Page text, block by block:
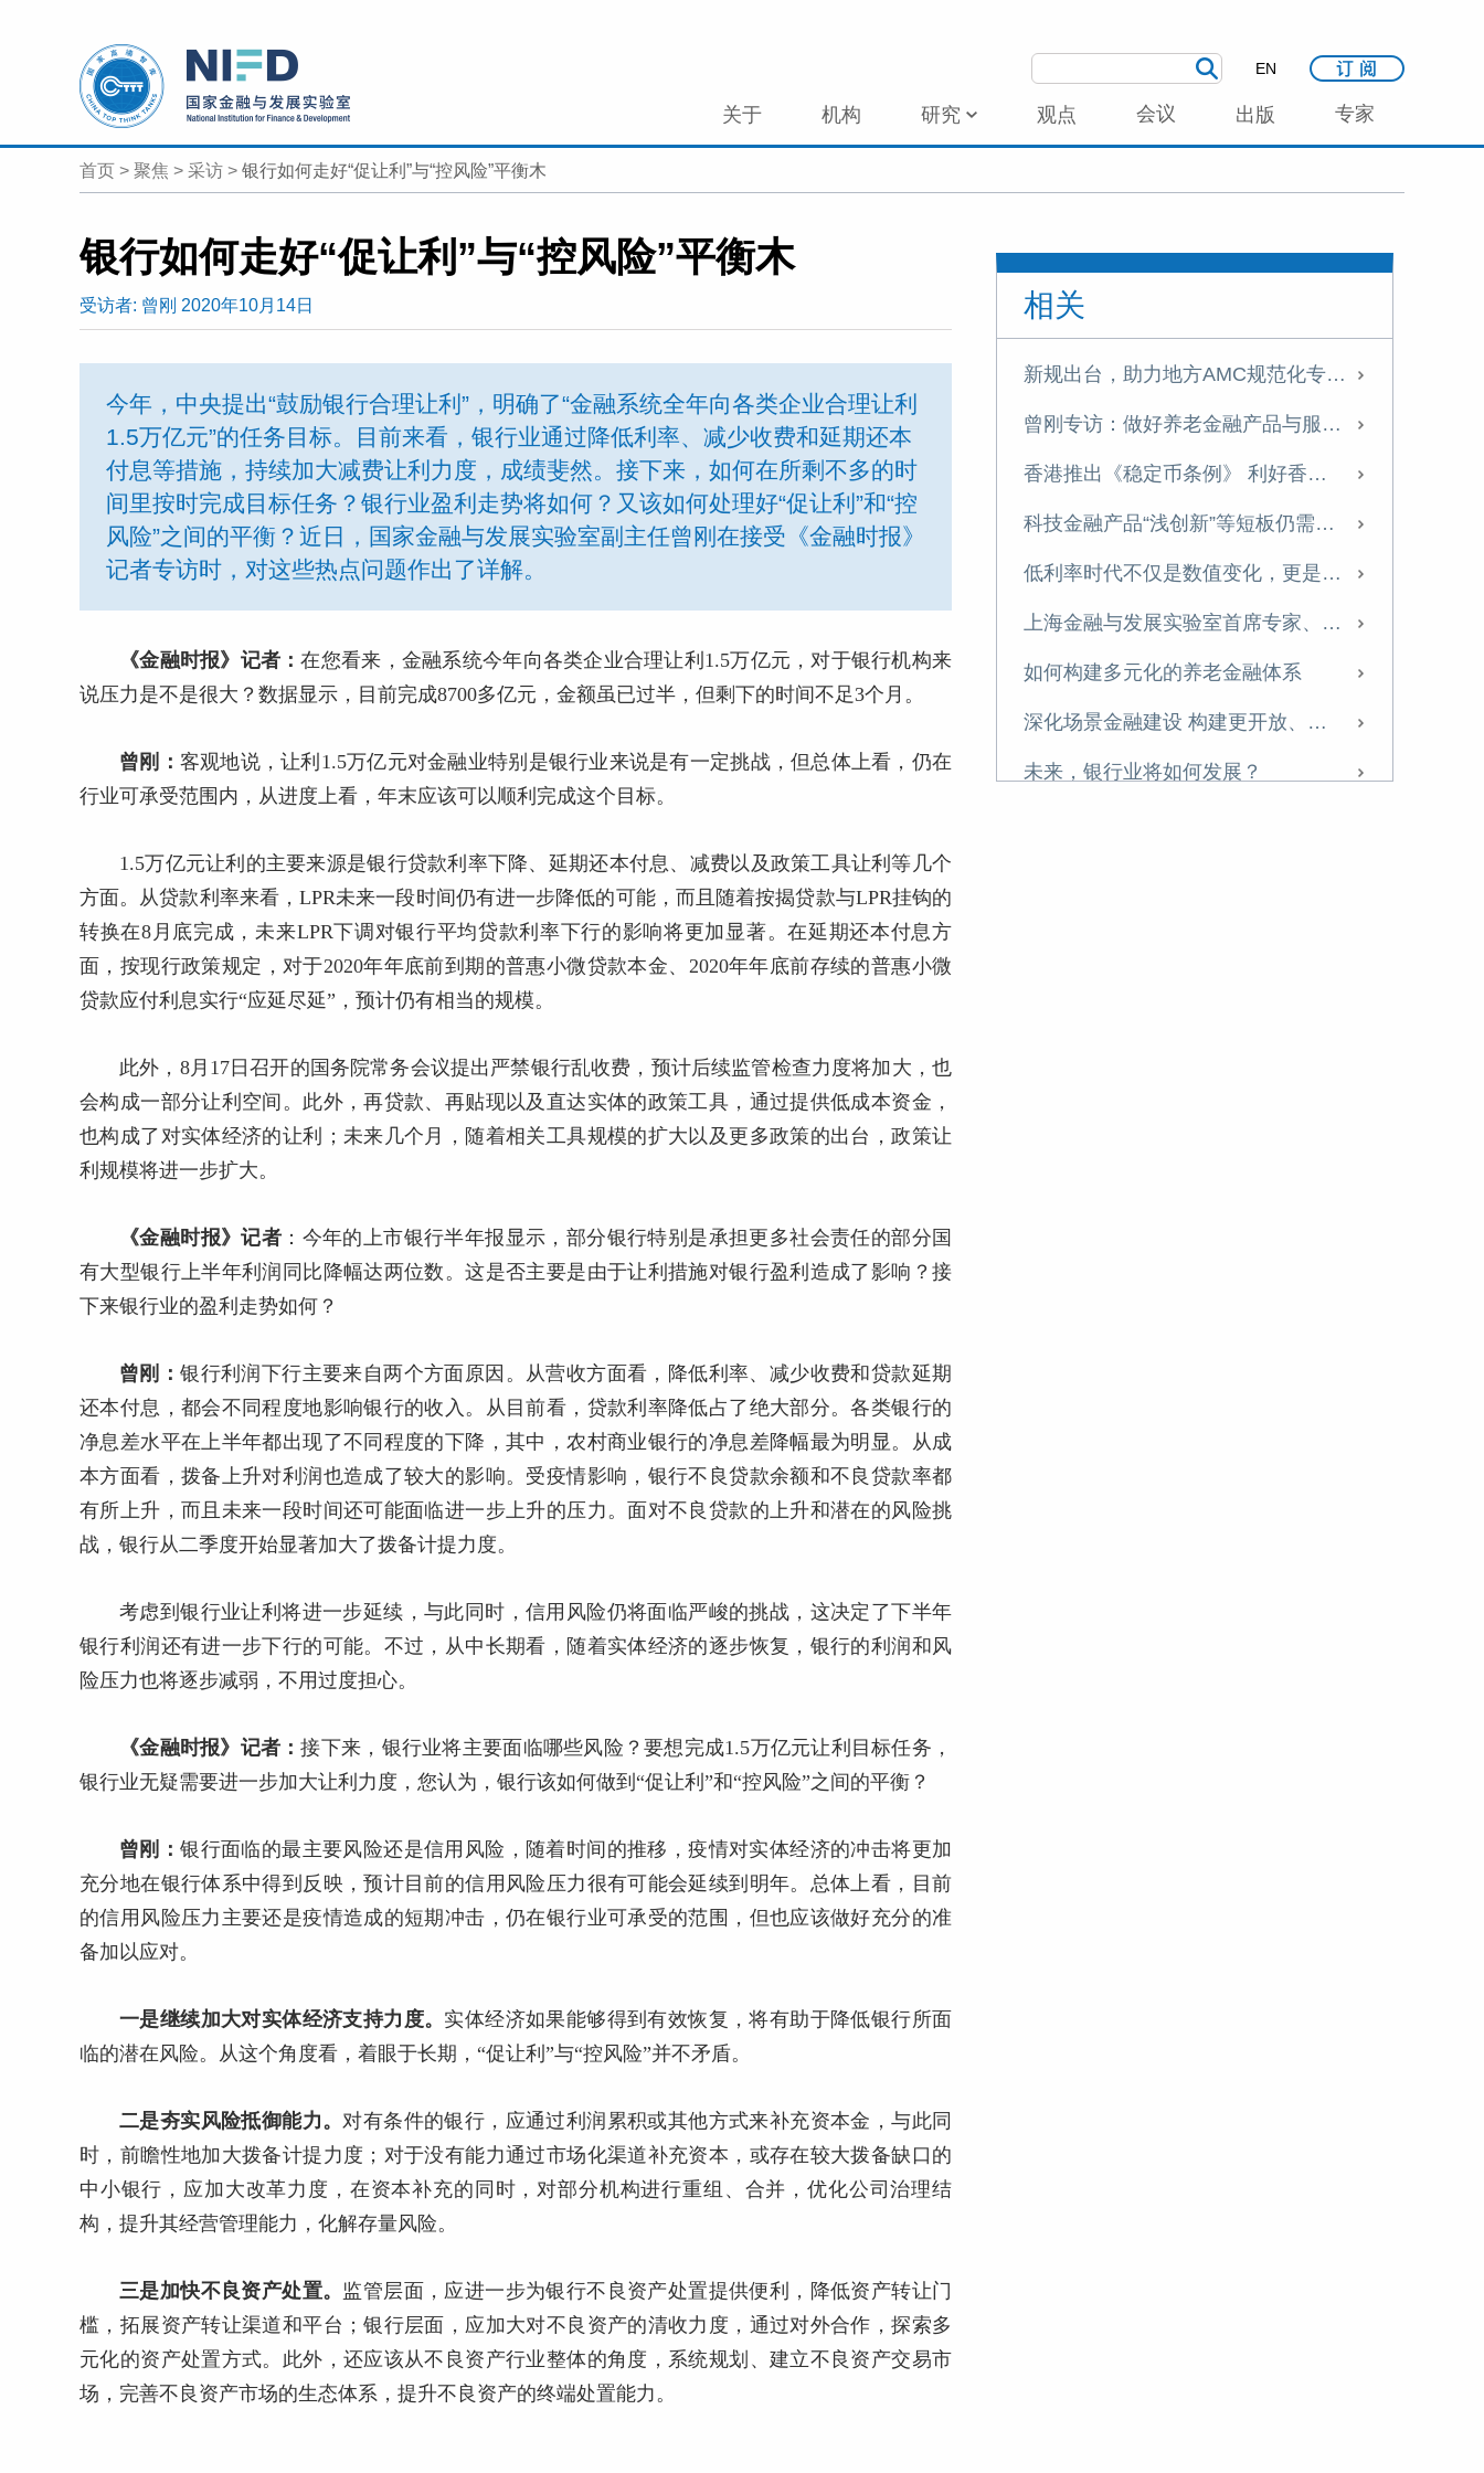
EN
关于 机构 研究 观点 会议 出版 专家
首页 > 聚焦 > 采访 > 银行如何走好“促让利”与“控风险”平衡木
银行如何走好“促让利”与“控风险”平衡木
受访者: 曾刚 2020年10月14日
今年，中央提出“鼓励银行合理让利”，明确了“金融系统全年向各类企业合理让利
1.5万亿元”的任务目标。目前来看，银行业通过降低利率、减少收费和延期还本
付息等措施，持续加大减费让利力度，成绩斐然。接下来，如何在所剩不多的时
间里按时完成目标任务？银行业盈利走势将如何？又该如何处理好“促让利”和“控
风险”之间的平衡？近日，国家金融与发展实验室副主任曾刚在接受《金融时报》
记者专访时，对这些热点问题作出了详解。
《金融时报》记者：在您看来，金融系统今年向各类企业合理让利1.5万亿元，对于银行机构来
说压力是不是很大？数据显示，目前完成8700多亿元，金额虽已过半，但剩下的时间不足3个月。
曾刚： 客观地说，让利1.5万亿元对金融业特别是银行业来说是有一定挑战，但总体上看，仍在
行业可承受范围内，从进度上看，年末应该可以顺利完成这个目标。
1.5万亿元让利的主要来源是银行贷款利率下降、延期还本付息、减费以及政策工具让利等几个
方面。从贷款利率来看，LPR未来一段时间仍有进一步降低的可能，而且随着按揭贷款与LPR挂钩的
转换在8月底完成，未来LPR下调对银行平均贷款利率下行的影响将更加显著。在延期还本付息方
面，按现行政策规定，对于2020年年底前到期的普惠小微贷款本金、2020年年底前存续的普惠小微
贷款应付利息实行“应延尽延”，预计仍有相当的规模。
此外，8月17日召开的国务院常务会议提出严禁银行乱收费，预计后续监管检查力度将加大，也
会构成一部分让利空间。此外，再贷款、再贴现以及直达实体的政策工具，通过提供低成本资金，
也构成了对实体经济的让利；未来几个月，随着相关工具规模的扩大以及更多政策的出台，政策让
利规模将进一步扩大。
《金融时报》记者 ： 今年的上市银行半年报显示，部分银行特别是承担更多社会责任的部分国
有大型银行上半年利润同比降幅达两位数。这是否主要是由于让利措施对银行盈利造成了影响？接
下来银行业的盈利走势如何？
曾刚：银行利润下行主要来自两个方面原因。从营收方面看，降低利率、减少收费和贷款延期
还本付息，都会不同程度地影响银行的收入。从目前看，贷款利率降低占了绝大部分。各类银行的
净息差水平在上半年都出现了不同程度的下降，其中，农村商业银行的净息差降幅最为明显。从成
本方面看，拨备上升对利润也造成了较大的影响。受疫情影响，银行不良贷款余额和不良贷款率都
有所上升，而且未来一段时间还可能面临进一步上升的压力。面对不良贷款的上升和潜在的风险挑
战，银行从二季度开始显著加大了拨备计提力度。
考虑到银行业让利将进一步延续，与此同时，信用风险仍将面临严峻的挑战，这决定了下半年
银行利润还有进一步下行的可能。不过，从中长期看，随着实体经济的逐步恢复，银行的利润和风
险压力也将逐步减弱，不用过度担心。
《金融时报》记者：接下来，银行业将主要面临哪些风险？要想完成1.5万亿元让利目标任务，
银行业无疑需要进一步加大让利力度，您认为，银行该如何做到“促让利”和“控风险”之间的平衡？
曾刚：银行面临的最主要风险还是信用风险，随着时间的推移，疫情对实体经济的冲击将更加
充分地在银行体系中得到反映，预计目前的信用风险压力很有可能会延续到明年。总体上看，目前
的信用风险压力主要还是疫情造成的短期冲击，仍在银行业可承受的范围，但也应该做好充分的准
备加以应对。
一是继续加大对实体经济支持力度。 实体经济如果能够得到有效恢复，将有助于降低银行所面
临的潜在风险。从这个角度看，着眼于长期，“促让利”与“控风险”并不矛盾。
二是夯实风险抵御能力。对有条件的银行，应通过利润累积或其他方式来补充资本金，与此同
时，前瞻性地加大拨备计提力度；对于没有能力通过市场化渠道补充资本，或存在较大拨备缺口的
中小银行，应加大改革力度，在资本补充的同时，对部分机构进行重组、合并，优化公司治理结
构，提升其经营管理能力，化解存量风险。
三是加快不良资产处置。 监管层面，应进一步为银行不良资产处置提供便利，降低资产转让门
槛，拓展资产转让渠道和平台；银行层面，应加大对不良资产的清收力度，通过对外合作，探索多
元化的资产处置方式。此外，还应该从不良资产行业整体的角度，系统规划、建立不良资产交易市
场，完善不良资产市场的生态体系，提升不良资产的终端处置能力。
相关
新规出台，助力地方AMC规范化专业化发展丨曾刚专栏
曾刚专访：做好养老金融产品与服务创新，提升国民养老意识与养老储备
香港推出《稳定币条例》 利好香港国际金融中心建设
科技金融产品“浅创新”等短板仍需突破
低利率时代不仅是数值变化，更是经济运行逻辑的转变
上海金融与发展实验室首席专家、主任曾刚：聚焦培养新动能，以科技创新服务壮大耐心资本
如何构建多元化的养老金融体系
深化场景金融建设 构建更开放、智能、生态化的金融服务体系
未来，银行业将如何发展？